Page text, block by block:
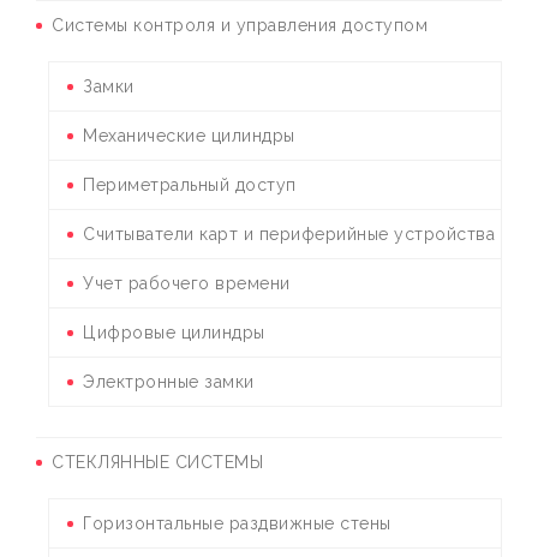
Системы контроля и управления доступом
Замки
Механические цилиндры
Периметральный доступ
Считыватели карт и периферийные устройства
Учет рабочего времени
Цифровые цилиндры
Электронные замки
СТЕКЛЯННЫЕ СИСТЕМЫ
Горизонтальные раздвижные стены